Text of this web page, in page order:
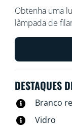
Obtenha uma
lâmpada de
oferece um
quente ou fria.
sua voz para
DESTAQUES
Branco
Vidro